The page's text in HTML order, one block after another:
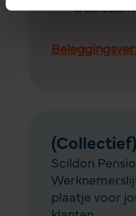
Duurzaam
Scildon
plaatje voor